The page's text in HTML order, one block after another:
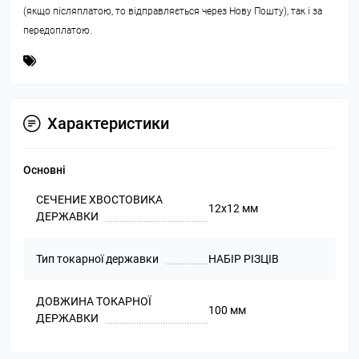
(якщо післяплатою, то відправляється через Нову Пошту), так і за
передоплатою.
Характеристики
Основні
СЕЧЕНИЕ ХВОСТОВИКА
ДЕРЖАВКИ
12х12 мм
Тип токарної державки НАБІР РІЗЦІВ
ДОВЖИНА ТОКАРНОЇ
ДЕРЖАВКИ
100 мм